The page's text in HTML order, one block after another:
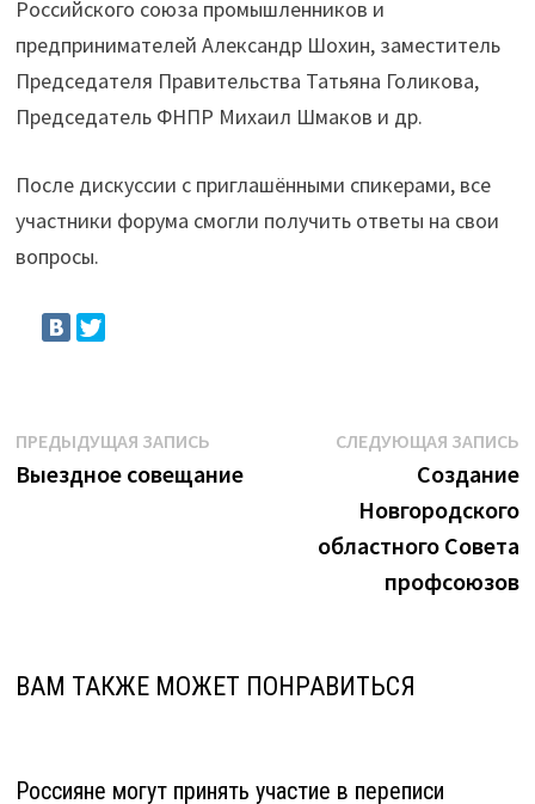
Российского союза промышленников и
предпринимателей Александр Шохин, заместитель
Председателя Правительства Татьяна Голикова,
Председатель ФНПР Михаил Шмаков и др.
После дискуссии с приглашёнными спикерами, все
участники форума смогли получить ответы на свои
вопросы.
Навигация
по
ПРЕДЫДУЩАЯ ЗАПИСЬ
запись:
Выездное совещание
СЛЕДУЮЩАЯ ЗАПИСЬ
Создание
Новгородского
областного Совета
профсоюзов
ВАМ ТАКЖЕ МОЖЕТ ПОНРАВИТЬСЯ
Россияне могут принять участие в переписи